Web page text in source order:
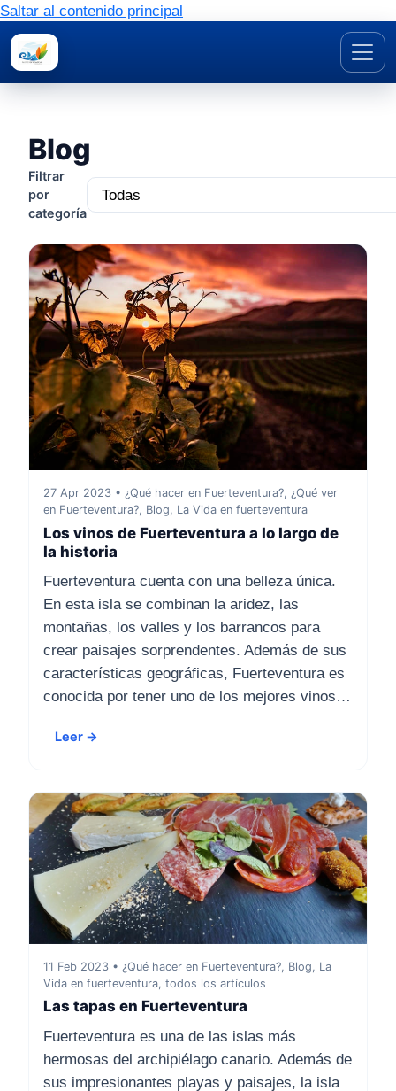
Saltar al contenido principal
Blog
Filtrar
por
categoría
27 Apr 2023 • ¿Qué hacer en Fuerteventura?, ¿Qué ver
en Fuerteventura?, Blog, La Vida en fuerteventura
Los vinos de Fuerteventura a lo largo de
la historia
Fuerteventura cuenta con una belleza única.
En esta isla se combinan la aridez, las
montañas, los valles y los barrancos para
crear paisajes sorprendentes. Además de sus
características geográficas, Fuerteventura es
conocida por tener uno de los mejores vinos…
Leer →
11 Feb 2023 • ¿Qué hacer en Fuerteventura?, Blog, La
Vida en fuerteventura, todos los artículos
Las tapas en Fuerteventura
Fuerteventura es una de las islas más
hermosas del archipiélago canario. Además de
sus impresionantes playas y paisajes, la isla